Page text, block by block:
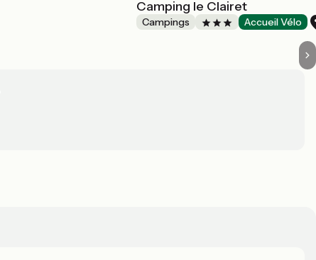
Camping le Clairet
Campings Accueil Vélo